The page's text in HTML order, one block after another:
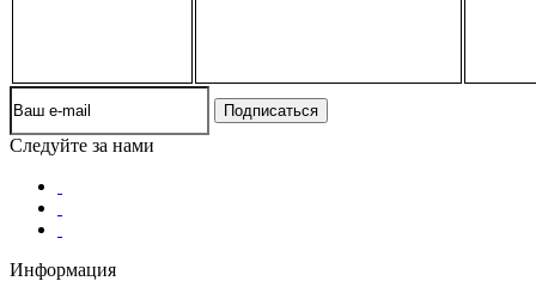
Следуйте за нами
Информация